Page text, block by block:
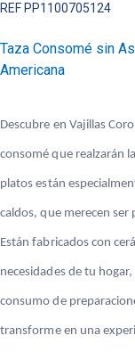
REF PP1100705124
Taza Consomé sin
Americana
Descubre en Vajillas
consomé que realzarán
platos están
caldos, que merecen
Están fabricados con
necesidades de tu
consumo de
transforme en una